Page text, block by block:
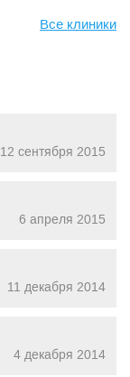
Все клиники
12 сентября 2015
6 апреля 2015
11 декабря 2014
4 декабря 2014